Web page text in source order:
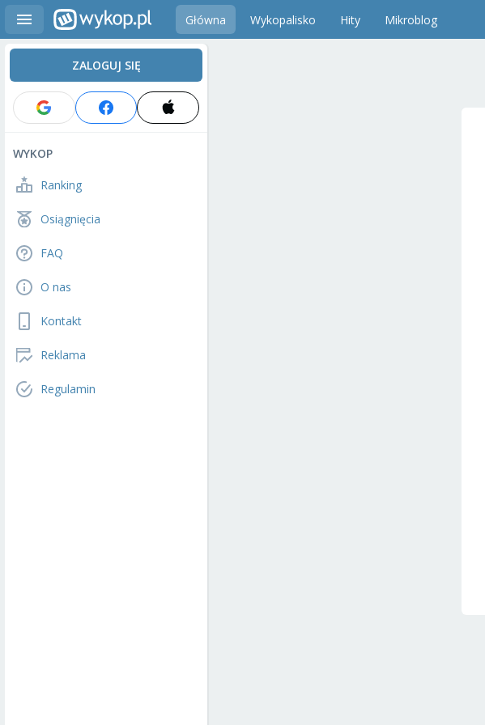
Główna Wykopalisko Hity Mikroblog
ZALOGUJ SIĘ
WYKOP
Ranking
Osiągnięcia
FAQ
O nas
Kontakt
Reklama
Regulamin